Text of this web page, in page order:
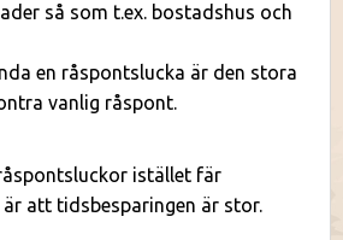
så som t.ex. bostadshus och
en råspontslucka är den stora
vanlig råspont.
istället fär
att tidsbesparingen är stor.